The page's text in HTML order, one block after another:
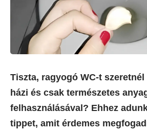
Tiszta, ragyogó WC-t
házi és csak természetes
felhasználásával? Ehhez
tippet, amit érdemes